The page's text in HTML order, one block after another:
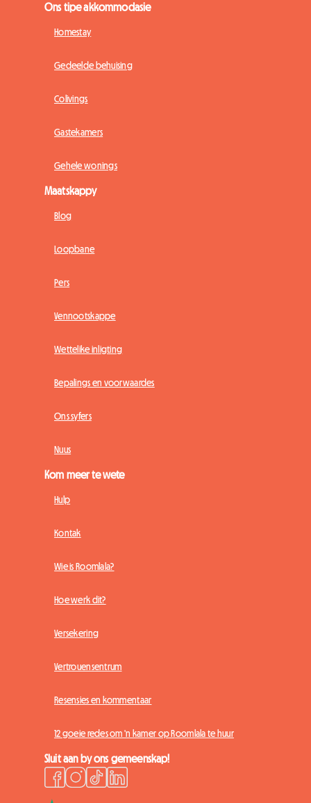
Ons tipe akkommodasie
Homestay
Gedeelde behuising
Colivings
Gastekamers
Gehele wonings
Maatskappy
Blog
Loopbane
Pers
Vennootskappe
Wettelike inligting
Bepalings en voorwaardes
Ons syfers
Nuus
Kom meer te wete
Hulp
Kontak
Wie is Roomlala?
Hoe werk dit?
Versekering
Vertrouensentrum
Resensies en kommentaar
12 goeie redes om 'n kamer op Roomlala te huur
Sluit aan by ons gemeenskap!